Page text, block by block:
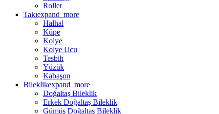
Roller
Takıexpand_more
Halhal
Küpe
Kolye
Kolye Ucu
Tesbih
Yüzük
Kabaşon
Bileklikexpand_more
Doğaltaş Bileklik
Erkek Doğaltaş Bileklik
Gümüş Doğaltaş Bileklik